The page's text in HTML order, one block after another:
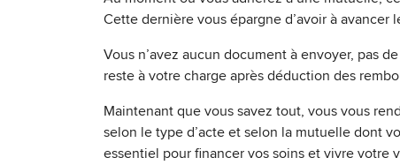
Cette dernière vous épargne d’avoir à
Vous n’avez aucun document à envoyer, pas
reste à votre charge après déduction des
Maintenant que vous savez tout, vous vous
selon le type d’acte et selon la mutuelle dont
essentiel pour financer vos soins et vivre votre